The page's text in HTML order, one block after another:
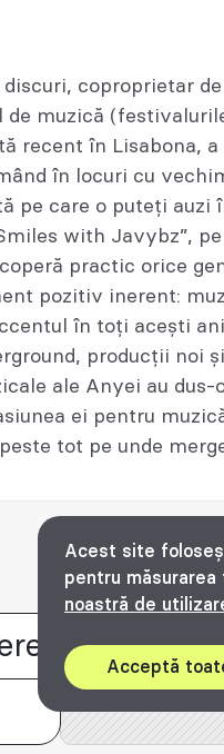
coproprietar
muzică
recent în Lisabona,
în locuri cu
pe care o puteți auzi
with Javybz”,
practic orice
pozitiv inerent:
în toți acești
producții noi
ale Anyei au dus-
ei pentru
tot pe unde
Acest site
pentru
noastră de
Acceptă
2016 - 2026. All